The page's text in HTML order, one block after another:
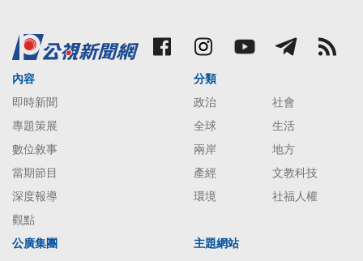
內容
即時新聞
專題策展
數位敘事
當期節目
深度報導
觀點
分類
政治
社會
全球
生活
兩岸
地方
產經
文教科技
環境
社福人權
公廣集團
主題網站